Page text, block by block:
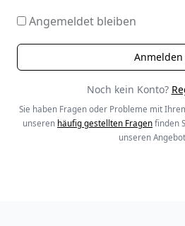
Angemeldet bleiben
Noch kein Konto?
Sie haben Fragen oder Probleme mit
unseren häufig gestellten Fragen finden
unseren